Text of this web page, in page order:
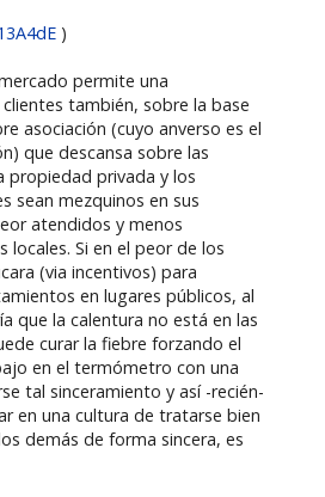
)
permite una
también, sobre la base
asociación (cuyo anverso es el
que descansa sobre las
propiedad privada y los
sean mezquinos en sus
atendidos y menos
locales. Si en el peor de los
(via incentivos) para
en lugares públicos, al
que la calentura no está en las
curar la fiebre forzando el
en el termómetro con una
tal sinceramiento y así -recién-
en una cultura de tratarse bien
demás de forma sincera, es